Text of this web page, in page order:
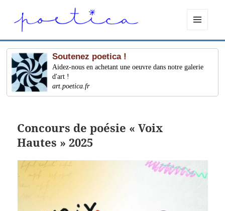
ET
WIDGETS
Soutenez poetica !
Aidez-nous en achetant une oeuvre dans notre galerie
d'art !
art.poetica.fr
Concours de poésie « Voix
Hautes » 2025